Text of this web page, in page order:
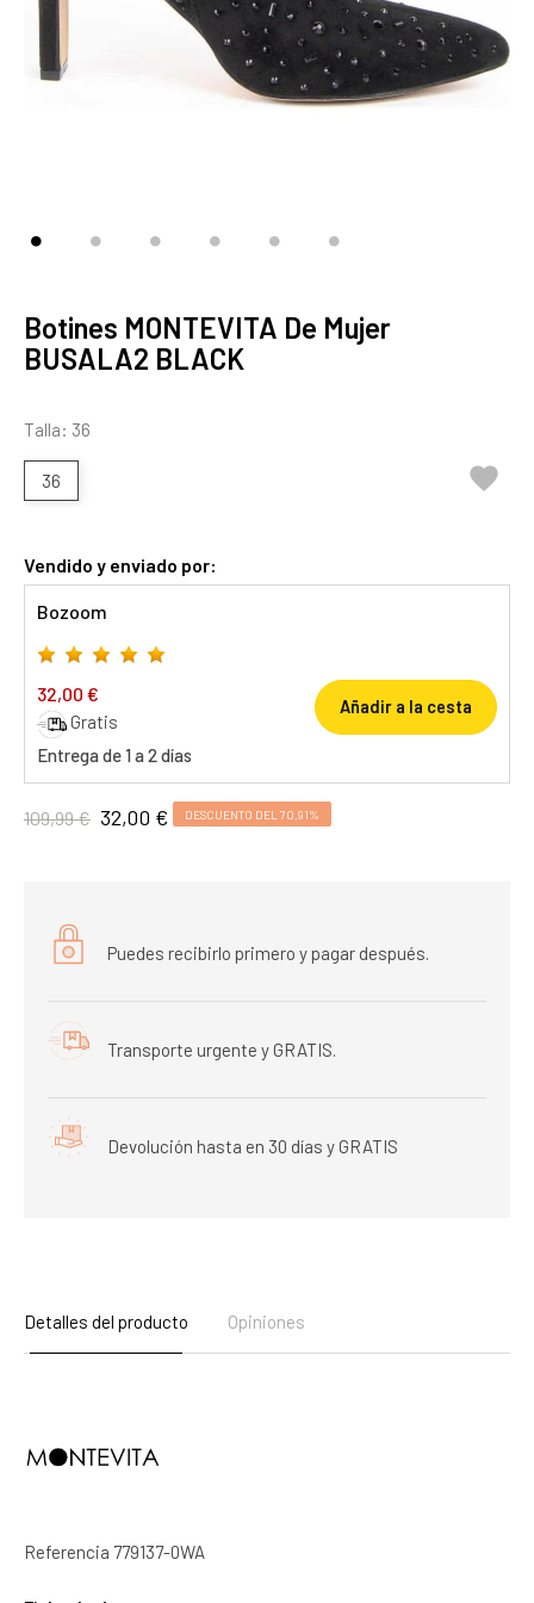
Botines MONTEVITA De Mujer
BUSALA2 BLACK
Talla: 36
36 
Vendido y enviado por:
Bozoom
32,00 €
Gratis
Entrega de 1 a 2 días
Añadir a la cesta
109,99 € 32,00 € DESCUENTO DEL 70,91%
Puedes recibirlo primero y pagar después.
Transporte urgente y GRATIS.
Devolución hasta en 30 días y GRATIS
Detalles del producto Opiniones
Referencia 779137-0WA